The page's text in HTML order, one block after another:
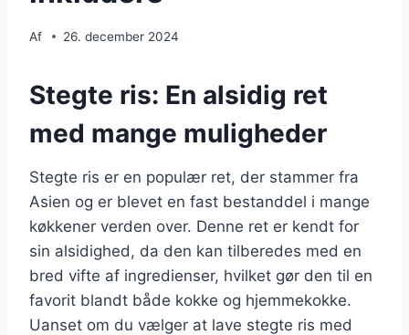
Af 26. december 2024
Stegte ris: En alsidig ret
med mange muligheder
Stegte ris er en populær ret, der stammer fra
Asien og er blevet en fast bestanddel i mange
køkkener verden over. Denne ret er kendt for
sin alsidighed, da den kan tilberedes med en
bred vifte af ingredienser, hvilket gør den til en
favorit blandt både kokke og hjemmekokke.
Uanset om du vælger at lave stegte ris med